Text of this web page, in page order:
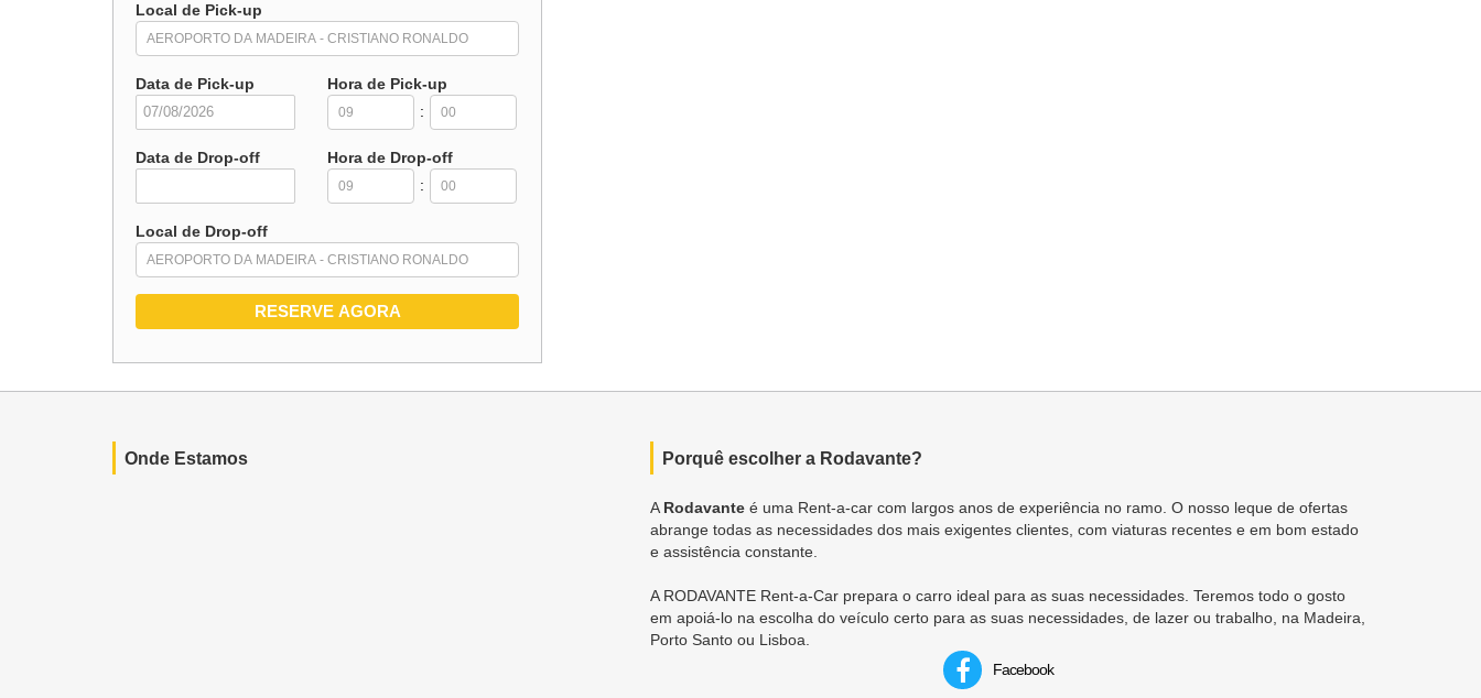
Local de Pick-up
Data de Pick-up
Hora de Pick-up
:
Data de Drop-off
Hora de Drop-off
:
Local de Drop-off
Onde Estamos Porquê escolher a Rodavante?
A Rodavanteé uma Rent-a-car com largos anos de experiência no ramo. O nosso leque de ofertas
abrange todas as necessidades dos mais exigentes clientes, com viaturas recentes e em bom estado
e assistência constante.
A RODAVANTE Rent-a-Car prepara o carro ideal para as suas necessidades. Teremos todo o gosto
em apoiá-lo na escolha do veículo certo para as suas necessidades, de lazer ou trabalho, na Madeira,
Porto Santo ou Lisboa.
Facebook